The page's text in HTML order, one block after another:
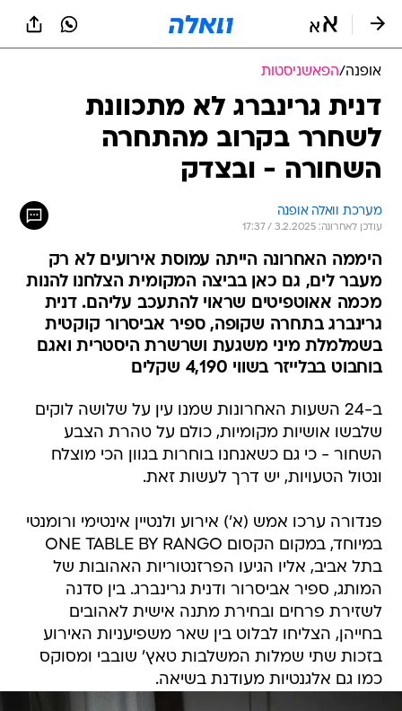
אופנה/הפאשניסטות
דנית גרינברג לא מתכוונת
לשחרר בקרוב מהתחרה
השחורה - ובצדק
מערכת וואלה אופנה
עודכן לאחרונה: 3.2.2025 / 17:37
היממה האחרונה הייתה עמוסת אירועים לא רק
מעבר לים, גם כאן בביצה המקומית הצלחנו להנות
מכמה אאוטפיטים שראוי להתעכב עליהם. דנית
גרינברג בתחרה שקופה, ספיר אביסרור קוקטית
בשמלמלת מיני משגעת ושרשרת היסטרית ואגם
בוחבוט בבלייזר בשווי 4,190 שקלים
ב-24 השעות האחרונות שמנו עין על שלושה לוקים
שלבשו אושיות מקומיות, כולם על טהרת הצבע
השחור - כי גם כשאנחנו בוחרות בגוון הכי מוצלח
ונטול הטעויות, יש דרך לעשות זאת.
פנדורה ערכו אמש (א') אירוע ולנטיין אינטימי ורומנטי
במיוחד, במקום הקסום ONE TABLE BY RANGO
בתל אביב, אליו הגיעו הפרזנטוריות האהובות של
המותג, ספיר אביסרור ודנית גרינברג. בין סדנה
לשזירת פרחים ובחירת מתנה אישית לאהובים
בחייהן, הצליחו לבלוט בין שאר משפיעניות האירוע
בזכות שתי שמלות המשלבות טאץ' שובבי ומסוקס
כמו גם אלגנטיות מעודנת בשיאה.